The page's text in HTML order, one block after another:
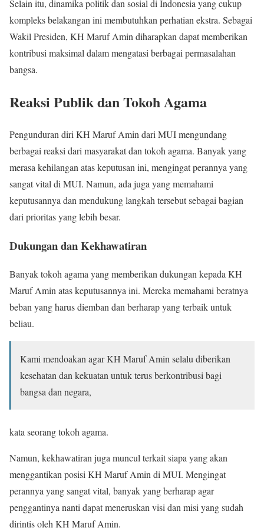
Selain itu, dinamika politik dan sosial di Indonesia yang cukup
kompleks belakangan ini membutuhkan perhatian ekstra. Sebagai
Wakil Presiden, KH Maruf Amin diharapkan dapat memberikan
kontribusi maksimal dalam mengatasi berbagai permasalahan
bangsa.
Reaksi Publik dan Tokoh Agama
Pengunduran diri KH Maruf Amin dari MUI mengundang
berbagai reaksi dari masyarakat dan tokoh agama. Banyak yang
merasa kehilangan atas keputusan ini, mengingat perannya yang
sangat vital di MUI. Namun, ada juga yang memahami
keputusannya dan mendukung langkah tersebut sebagai bagian
dari prioritas yang lebih besar.
Dukungan dan Kekhawatiran
Banyak tokoh agama yang memberikan dukungan kepada KH
Maruf Amin atas keputusannya ini. Mereka memahami beratnya
beban yang harus diemban dan berharap yang terbaik untuk
beliau.
Kami mendoakan agar KH Maruf Amin selalu diberikan
kesehatan dan kekuatan untuk terus berkontribusi bagi
bangsa dan negara,
kata seorang tokoh agama.
Namun, kekhawatiran juga muncul terkait siapa yang akan
menggantikan posisi KH Maruf Amin di MUI. Mengingat
perannya yang sangat vital, banyak yang berharap agar
penggantinya nanti dapat meneruskan visi dan misi yang sudah
dirintis oleh KH Maruf Amin.